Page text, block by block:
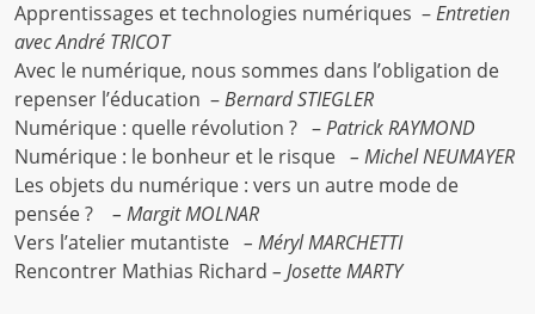
Apprentissages et technologies numériques –Entretien
avec André TRICOT
Avec le numérique, nous sommes dans l’obligation de
repenser l’éducation –Bernard STIEGLER
Numérique : quelle révolution ? –Patrick RAYMOND
Numérique : le bonheur et le risque – Michel NEUMAYER
Les objets du numérique : vers un autre mode de
pensée ? – Margit MOLNAR
Vers l’atelier mutantiste – Méryl MARCHETTI
Rencontrer Mathias Richard – Josette MARTY